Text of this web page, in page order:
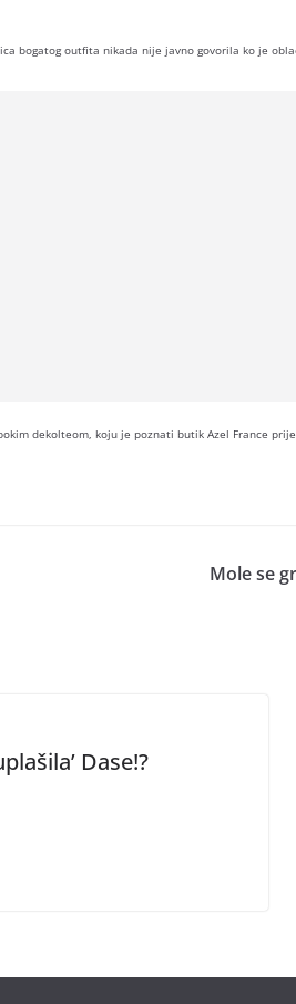
bogatog outfita nikada nije javno govorila ko je
dekolteom, koju je poznati butik Azel France
Mole se
Dase!?